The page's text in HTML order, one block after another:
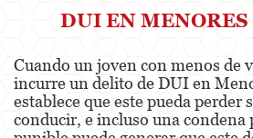
Agresión
Agresión contra un
Público
DUI EN
Cuando un joven con menos de
incurre un delito de DUI en
establece que este pueda perder
conducir, e incluso una condena